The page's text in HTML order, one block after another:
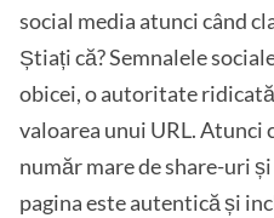
social media atunci când
Știați că? Semnalele
obicei, o autoritate
valoarea unui URL. Atunci
număr mare de share-uri
pagina este autentică și